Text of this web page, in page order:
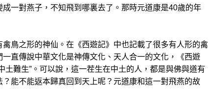
一對燕子，不知飛到哪裏去了。那時元道康是40歲的年
鳥之形的神仙。在《西遊記》中也記載了很多有人形的禽
直傳說中華文化是神傳文化、天人合一的文化，《西遊
土難生”。可以說，這一茬生在中土的人，都是與佛與道有
能不能返本歸真回到天上呢？元道康和這一對飛燕的故